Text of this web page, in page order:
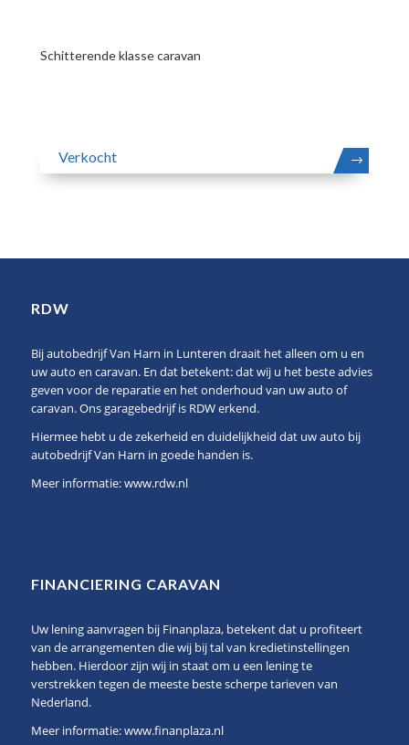
Schitterende klasse caravan
Verkocht
RDW
Bij autobedrijf Van Harn in Lunteren draait het alleen om u en
uw auto en caravan. En dat betekent: dat wij u het beste advies
geven voor de reparatie en het onderhoud van uw auto of
caravan. Ons garagebedrijf is RDW erkend.
Hiermee hebt u de zekerheid en duidelijkheid dat uw auto bij
autobedrijf Van Harn in goede handen is.
Meer informatie:www.rdw.nl
FINANCIERING CARAVAN
Uw lening aanvragen bij Finanplaza, betekent dat u profiteert
van de arrangementen die wij bij tal van kredietinstellingen
hebben. Hierdoor zijn wij in staat om u een lening te
verstrekken tegen de meeste beste scherpe tarieven van
Nederland.
Meer informatie:www.finanplaza.nl